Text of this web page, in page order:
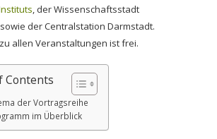
, der Wissenschaftsstadt
der Centralstation Darmstadt.
allen Veranstaltungen ist frei.
Contents
der Vortragsreihe
im Überblick